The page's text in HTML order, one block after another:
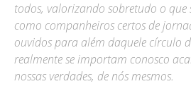
todos, valorizando sobretudo o que
como companheiros certos de
ouvidos para além daquele círculo
realmente se importam conosco
nossas verdades, de nós mesmos.